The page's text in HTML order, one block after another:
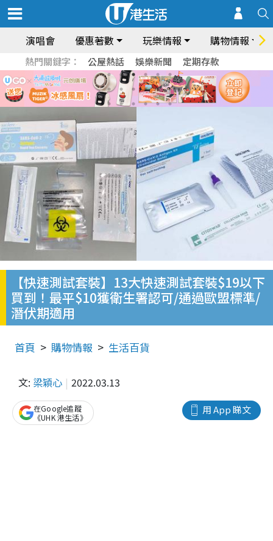
演唱會 優惠著數 玩樂情報 購物情報
熱門關鍵字： 公屋熱話 娛樂新聞 定期存款
【快速測試套裝】13大快速測試套裝$19以下
買到！最平$10獲衛生署認可/通過歐盟標準/
潛伏期適用
首頁 購物情報 生活百貨
文: 梁穎心 2022.03.13
用 App 睇文
在Google追蹤
《UHK 港生活》